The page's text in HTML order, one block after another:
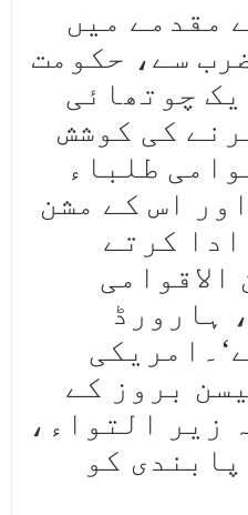
مقدمے میں
سے، حکومت
چوتھائی
کی کوشش
طلباء
اس کے مشن
کرتے
الاقوامی
ہارورڈ
بروز کے
زیر التواء،
پابندی کو